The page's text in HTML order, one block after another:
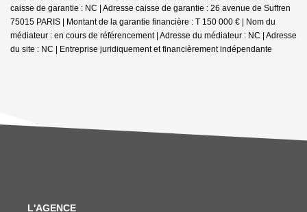
caisse de garantie : NC | Adresse caisse de garantie : 26 avenue de Suffren
75015 PARIS | Montant de la garantie financière : T 150 000 € | Nom du
médiateur : en cours de référencement | Adresse du médiateur : NC | Adresse
du site : NC | Entreprise juridiquement et financièrement indépendante
L'AGENCE